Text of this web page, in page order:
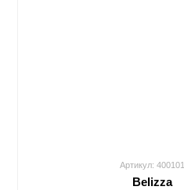
Артикул: 400101
Belizza